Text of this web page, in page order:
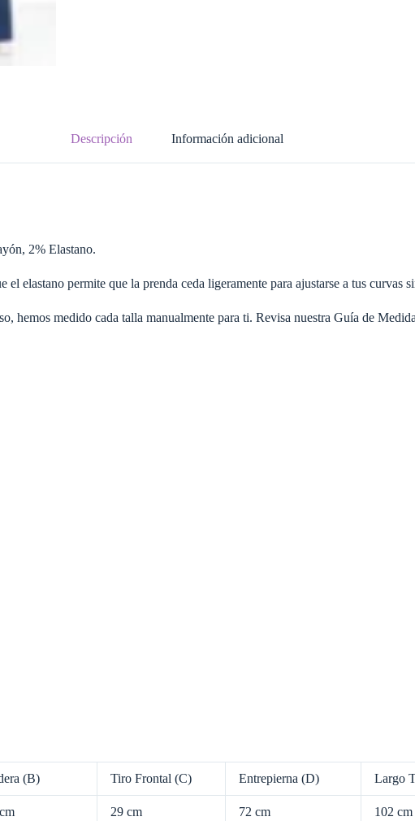
Descripción Información adicional
2% Elastano.
el elastano permite que la prenda ceda ligeramente para ajustarse a tus curvas
hemos medido cada talla manualmente para ti. Revisa nuestra Guía de
(B) Tiro Frontal (C) Entrepierna (D) Largo
29 cm 72 cm 102 cm